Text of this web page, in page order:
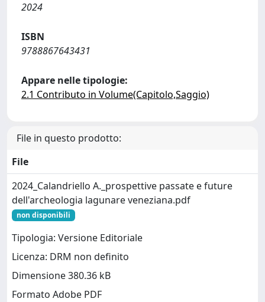
2024
ISBN
9788867643431
Appare nelle tipologie:
2.1 Contributo in Volume(Capitolo,Saggio)
File in questo prodotto:
File
2024_Calandriello A._prospettive passate e future
dell'archeologia lagunare veneziana.pdf
non disponibili
Tipologia: Versione Editoriale
Licenza: DRM non definito
Dimensione 380.36 kB
Formato Adobe PDF